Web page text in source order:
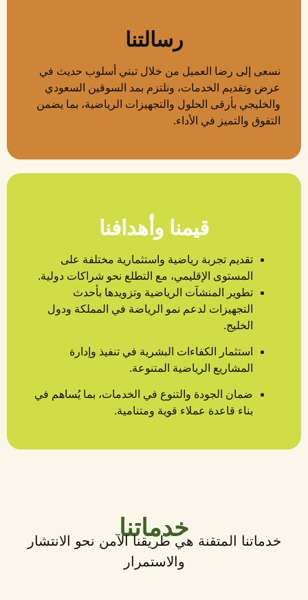
رسالتنا
نسعى إلى رضا العميل من خلال تبني أسلوب حديث في
عرض وتقديم الخدمات، ونلتزم بمد السوقين السعودي
والخليجي بأرقى الحلول والتجهيزات الرياضية، بما يضمن
التفوق والتميز في الأداء.
قيمنا وأهدافنا
تقديم تجربة رياضية واستثمارية مختلفة على
المستوى الإقليمي، مع التطلع نحو شراكات دولية.
تطوير المنشآت الرياضية وتزويدها بأحدث
التجهيزات لدعم نمو الرياضة في المملكة ودول
الخليج.
استثمار الكفاءات البشرية في تنفيذ وإدارة
المشاريع الرياضية المتنوعة.
ضمان الجودة والتنوع في الخدمات، بما يُساهم في
بناء قاعدة عملاء قوية ومتنامية.
خدماتنا
خدماتنا المتقنة هي طريقنا الآمن نحو الانتشار
والاستمرار